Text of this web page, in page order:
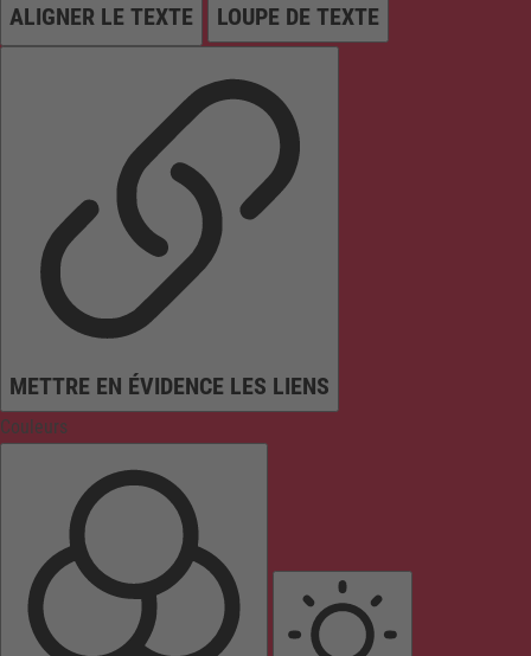
ALIGNER LE TEXTE LOUPE DE TEXTE
METTRE EN ÉVIDENCE LES LIENS
Couleurs